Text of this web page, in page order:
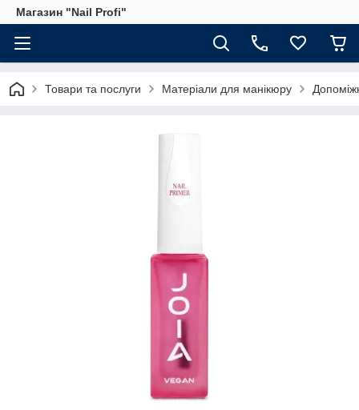
Магазин "Nail Profi"
Товари та послуги Матеріали для манікюру